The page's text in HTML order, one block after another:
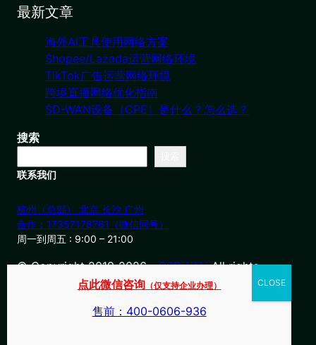
最新文章
海外AI工具使用网络方案
Shopee/Lazada运营网络环境
TikTok广告运营网络环境
跨境直播网络优化指南
SD-WAN设备（CPE）是什么？怎么选？
搜索
联系我们
杭州（总部） 北京 长沙 广州
合作：17357178761（微信同号）
周一到周五 : 9:00 – 21:00
© Copyright 2019-2026・OSDWANAll rights
点此微信咨询 （仅支持企业办理）
售前：400-0606-936